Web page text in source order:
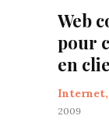
Web
pour
en
Internet,
2009